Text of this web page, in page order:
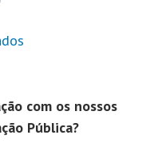
com os nossos
Pública?